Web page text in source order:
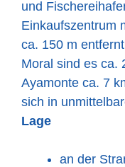
und
Einkaufszentrum
ca. 150 m
Moral sind es ca.
Ayamonte ca. 7
sich in
Lage
an der